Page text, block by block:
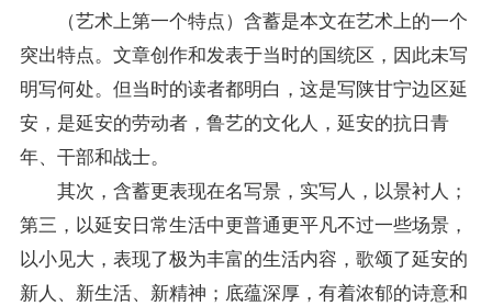
（艺术上第一个特点）含蓄是本文在艺术上的一个
突出特点。文章创作和发表于当时的国统区，因此未写
明写何处。但当时的读者都明白，这是写陕甘宁边区延
安，是延安的劳动者，鲁艺的文化人，延安的抗日青
年、干部和战士。
其次，含蓄更表现在名写景，实写人，以景衬人；
第三，以延安日常生活中更普通更平凡不过一些场景，
以小见大，表现了极为丰富的生活内容，歌颂了延安的
新人、新生活、新精神；底蕴深厚，有着浓郁的诗意和